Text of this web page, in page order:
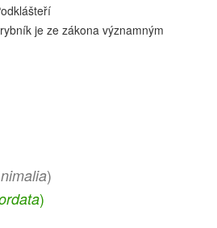
rybník je ze zákona významným
)
)